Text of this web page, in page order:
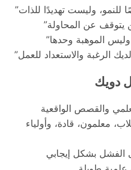
للنمو، وليست تهديدًا للذات”
يتوقف عن المحاولة”
الموهبة وحدها”
الرغبة والاستعداد للعمل”
دويك
والقصص الواقعية
معلمون، قادة، وأولياء
الفشل بشكل إيجابي